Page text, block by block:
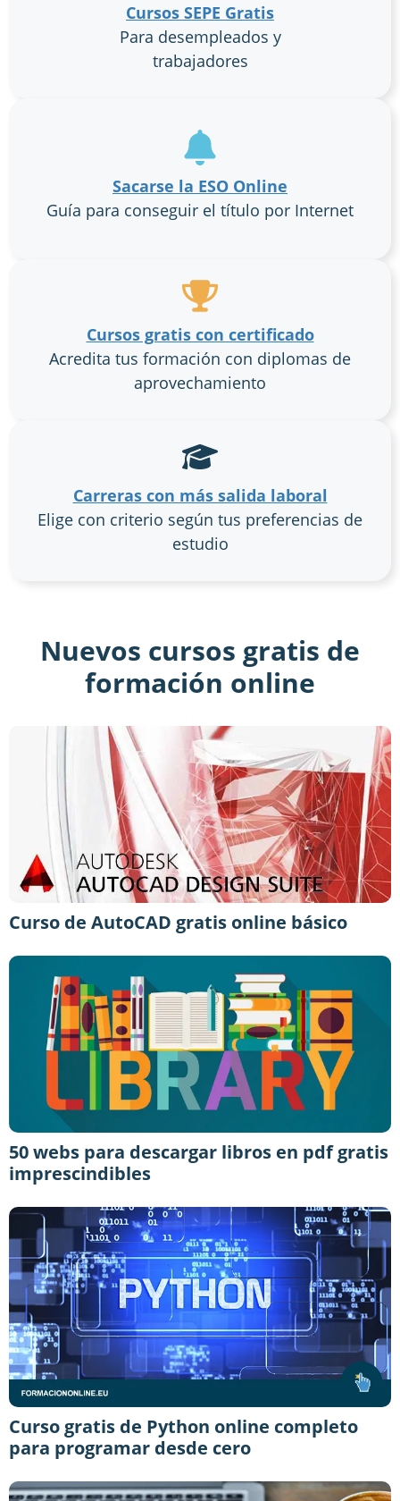
Cursos SEPE Gratis
Para desempleados y
trabajadores
Sacarse la ESO Online
Guía para conseguir el título por Internet
Cursos gratis con certificado
Acredita tus formación con diplomas de
aprovechamiento
Carreras con más salida laboral
Elige con criterio según tus preferencias de
estudio
Nuevos cursos gratis de
formación online
Curso de AutoCAD gratis online básico
50 webs para descargar libros en pdf gratis
imprescindibles
Curso gratis de Python online completo
para programar desde cero